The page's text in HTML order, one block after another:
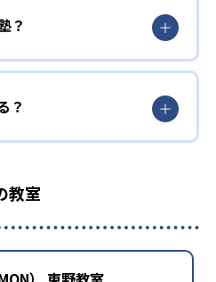
？
？
教室